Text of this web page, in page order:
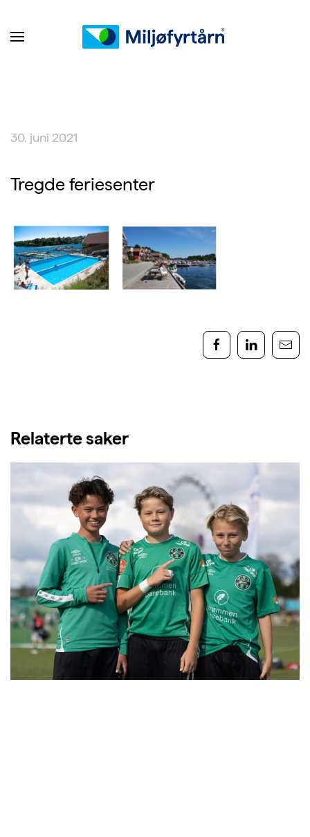
30. juni 2021
Tregde feriesenter
Relaterte saker